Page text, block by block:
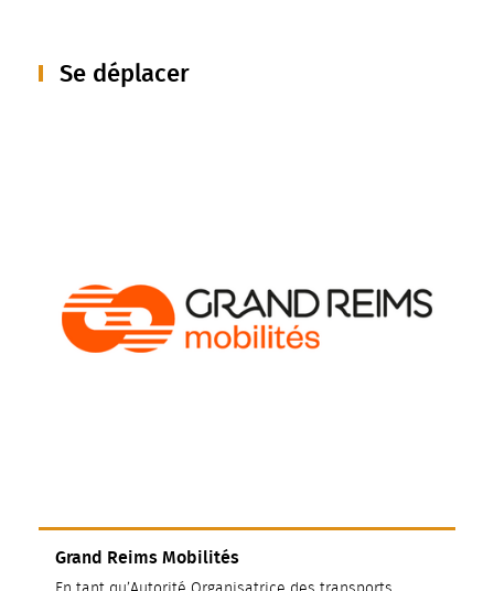
Se déplacer
Grand Reims Mobilités